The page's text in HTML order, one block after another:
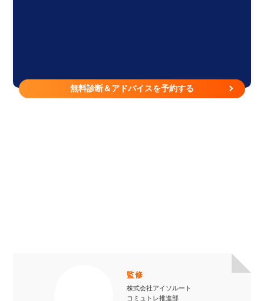
無料診断＆アドバイスを予約する
監修
株式会社アイソルート
コミュトレ推進部